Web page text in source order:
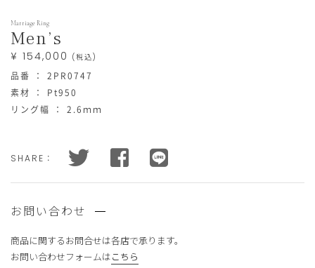
在
庫
あ
り
数
買
ゴ
入
る
Marriage Ring
Men’s
¥ 154,000 (税込)
品番 ： 2PR0747
素材 ： Pt950
リング幅 ： 2.6ｍｍ
況
在
あ
量
買
い
を
購
す
合
計
が
¥
308,000
(税
SHARE：
お問い合わせ
商品に関するお問合せは各店で承ります。
お問い合わせフォームはこちら